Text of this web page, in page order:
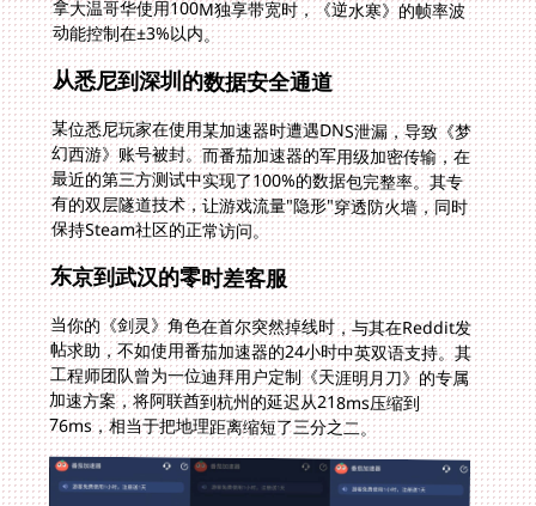
动能控制在±3%以内。
从悉尼到深圳的数据安全通道
某位悉尼玩家在使用某加速器时遭遇DNS泄漏，导致《梦
幻西游》账号被封。而番茄加速器的军用级加密传输，在
最近的第三方测试中实现了100%的数据包完整率。其专
有的双层隧道技术，让游戏流量"隐形"穿透防火墙，同时
保持Steam社区的正常访问。
东京到武汉的零时差客服
当你的《剑灵》角色在首尔突然掉线时，与其在Reddit发
帖求助，不如使用番茄加速器的24小时中英双语支持。其
工程师团队曾为一位迪拜用户定制《天涯明月刀》的专属
加速方案，将阿联酋到杭州的延迟从218ms压缩到
76ms，相当于把地理距离缩短了三分之二。